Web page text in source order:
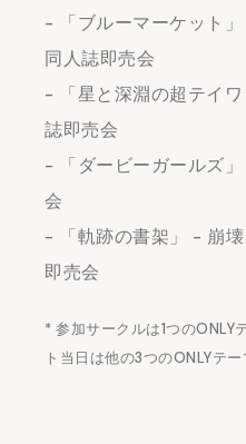
- 「ブルーマーケット
同人誌即売会
- 「星と深淵の超テイ
誌即売会
- 「ダービーガールズ
会
- 「軌跡の書架」 - 崩
即売会
* 参加サークルは1つのONLY
ト当日は他の3つのONLYテ